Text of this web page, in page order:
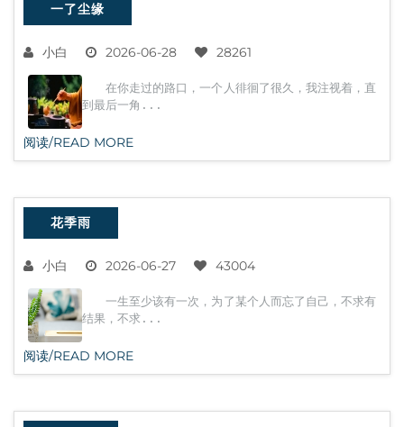
一了尘缘
小白 2026-06-28 28261
在你走过的路口，一个人徘徊了很久，我注视着，直
到最后一角...
阅读/READ MORE
花季雨
小白 2026-06-27 43004
一生至少该有一次，为了某个人而忘了自己，不求有
结果，不求...
阅读/READ MORE